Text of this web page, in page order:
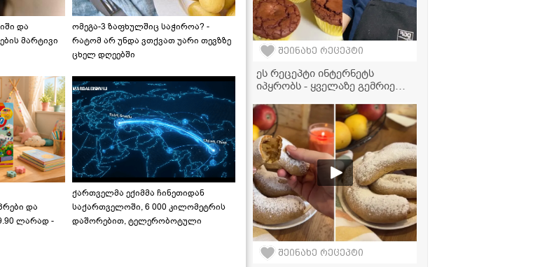
და
მარტივი
ომეგა-3 ზაფხულშიც საჭიროა? -
რატომ არ უნდა ვთქვათ უარი თევზზე
ცხელ დღეებში
და
ლარად -
ქართველმა ექიმმა ჩინეთიდან
საქართველოში, 6 000 კილომეტრის
დაშორებით, ტელერობოტული
შეინახე რეცეპტი
ეს რეცეპტი ინტერნეტს
იპყრობს - ყველაზე გემრიელი
შეინახე რეცეპტი